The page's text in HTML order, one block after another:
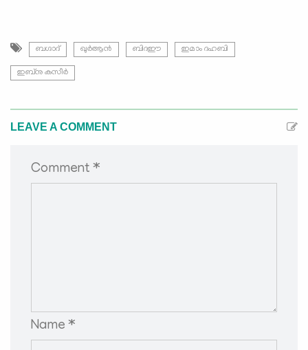
ബഗ്ദാദ് ഖുർആൻ ബിദഈ ഇമാം ദഹബി
ഇബ്‌നു കസീർ
LEAVE A COMMENT
Comment *
Name *